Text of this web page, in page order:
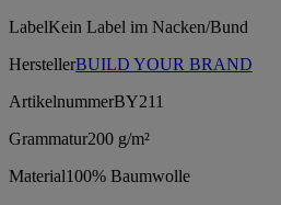
LabelKein Label im Nacken/Bund
HerstellerBUILD YOUR BRAND
ArtikelnummerBY211
Grammatur200 g/m²
Material100% Baumwolle